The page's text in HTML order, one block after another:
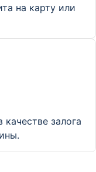
на карту или
залога